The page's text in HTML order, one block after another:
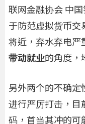
联网金融协会 中
于防范虚拟货币交
将近，弃水弃电严
带动就业的角度，
另外两个的不确定
进行严厉打击，目
码，首当其冲的可